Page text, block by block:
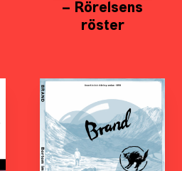
– Rörelsens
röster